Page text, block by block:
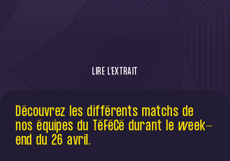
LIRE L'EXTRAIT
Découvrez les différents matchs de nos
équipes du TéFéCé durant le week-end du
26 avril.
Découvrez les différents matchs de
nos équipes du TéFéCé durant le week-
end du 26 avril.